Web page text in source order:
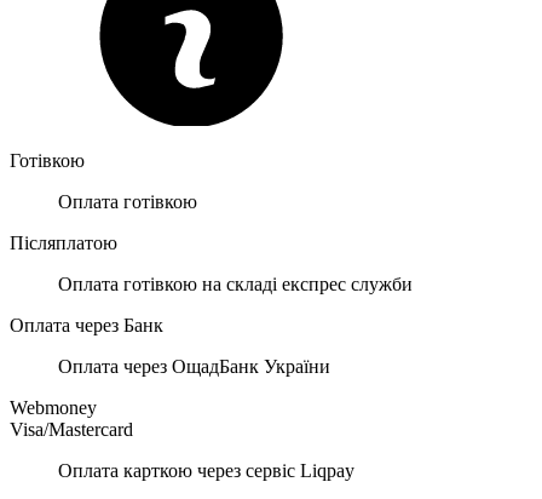
Готівкою
Оплата готівкою
Післяплатою
Оплата готівкою на складі експрес служби
Оплата через Банк
Оплата через ОщадБанк України
Webmoney
Visa/Mastercard
Оплата карткою через сервіс Liqpay